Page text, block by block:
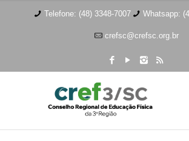
Telefone: (48) 3348-7007 Whatsapp:
crefsc@crefsc.org.br